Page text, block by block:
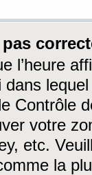
pas
l’heure
Contrôle
votre
etc.
la